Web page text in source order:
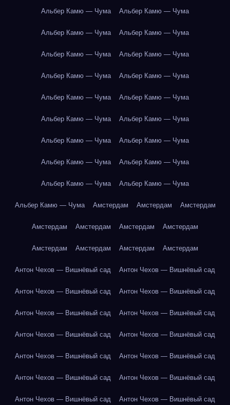
Альбер Камю — Чума Альбер Камю — Чума
Альбер Камю — Чума Альбер Камю — Чума
Альбер Камю — Чума Альбер Камю — Чума
Альбер Камю — Чума Альбер Камю — Чума
Альбер Камю — Чума Альбер Камю — Чума
Альбер Камю — Чума Альбер Камю — Чума
Альбер Камю — Чума Альбер Камю — Чума
Альбер Камю — Чума Альбер Камю — Чума
Альбер Камю — Чума Альбер Камю — Чума
Альбер Камю — Чума Амстердам Амстердам Амстердам
Амстердам Амстердам Амстердам Амстердам
Амстердам Амстердам Амстердам Амстердам
Антон Чехов — Вишнёвый сад Антон Чехов — Вишнёвый сад
Антон Чехов — Вишнёвый сад Антон Чехов — Вишнёвый сад
Антон Чехов — Вишнёвый сад Антон Чехов — Вишнёвый сад
Антон Чехов — Вишнёвый сад Антон Чехов — Вишнёвый сад
Антон Чехов — Вишнёвый сад Антон Чехов — Вишнёвый сад
Антон Чехов — Вишнёвый сад Антон Чехов — Вишнёвый сад
Антон Чехов — Вишнёвый сад Антон Чехов — Вишнёвый сад